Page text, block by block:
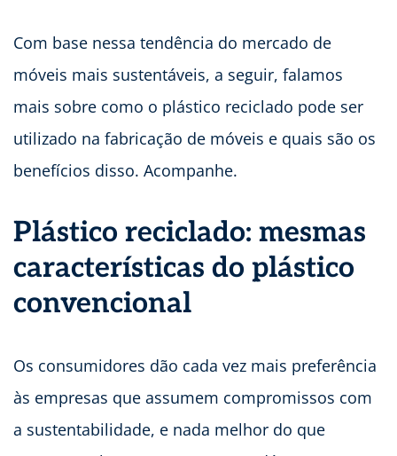
Com base nessa tendência do mercado de
móveis mais sustentáveis, a seguir, falamos
mais sobre como o plástico reciclado pode ser
utilizado na fabricação de móveis e quais são os
benefícios disso. Acompanhe.
Plástico reciclado: mesmas
características do plástico
convencional
Os consumidores dão cada vez mais preferência
às empresas que assumem compromissos com
a sustentabilidade, e nada melhor do que